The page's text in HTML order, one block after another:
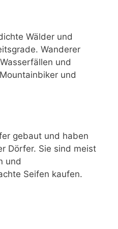
Wälder und
Wanderer
und
und
gebaut und haben
Dörfer. Sie sind meist
und
Seifen kaufen.